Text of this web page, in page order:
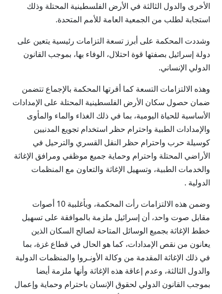
الأخرى والدول الثالثة في الأرض الفلسطينية المحتلة وذلك
استجابة لطلب من الجمعية العامة للأمم المتحدة.
وشددت المحكمة على أبرز تسعة التزامات رئيسية يتعين على
دولة إسرائيل بصفتها قوة احتلال، الوفاء بها، بموجب القانون
الدولي الإنساني.
وهذه الالتزامات التسعة كما أقرتها المحكمة بالإجماع تتضمن
ضمان حصول سكان الأرض الفلسطينية المحتلة على الإمدادات
الأساسية للحياة اليومية، بما في ذلك الغذاء والماء والمأوى
والإمدادات الطبية واحترام حظر استخدام تجويع المدنيين
كوسيلة حرب واحترام حظر النقل القسري والترحيل في
الأراضي المحتلة واحترام وحماية جميع موظفي ومرافق الإغاثة
والخدمات الطبية، وتسهيل الإغاثة والتعاون مع المنظمات
الدولية .
وضمن هذه الالتزامات رأت المحكمة، وبأغلبية 10 أصوات
مقابل صوت واحد، أن إسرائيل ملزمة بالموافقة على تسهيل
خطط الإغاثة بجميع الوسائل المتاحة لصالح السكان الذين
يعانون من نقص الإمدادات، كما هو الحال في قطاع غزة، بما
في ذلك الإغاثة المقدمة من وكالة الأونـروا والمنظمات الدولية
والدول الثالثة، وعدم إعاقة هذه الإغاثة وأنها ملزمة أيضا
بموجب القانون الدولي لحقوق الإنسان باحترام وحماية وإعمال